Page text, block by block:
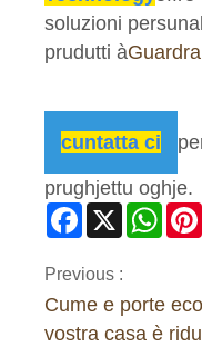
soluzioni
prudutti à
cuntatta ci
prughjettu oghje.
Facebook
X
Previous :
Cume e porte
vostra casa è